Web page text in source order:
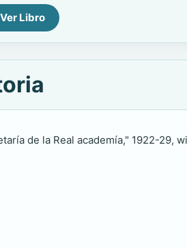
Ver Libro
de la Real academía," 1922-29,